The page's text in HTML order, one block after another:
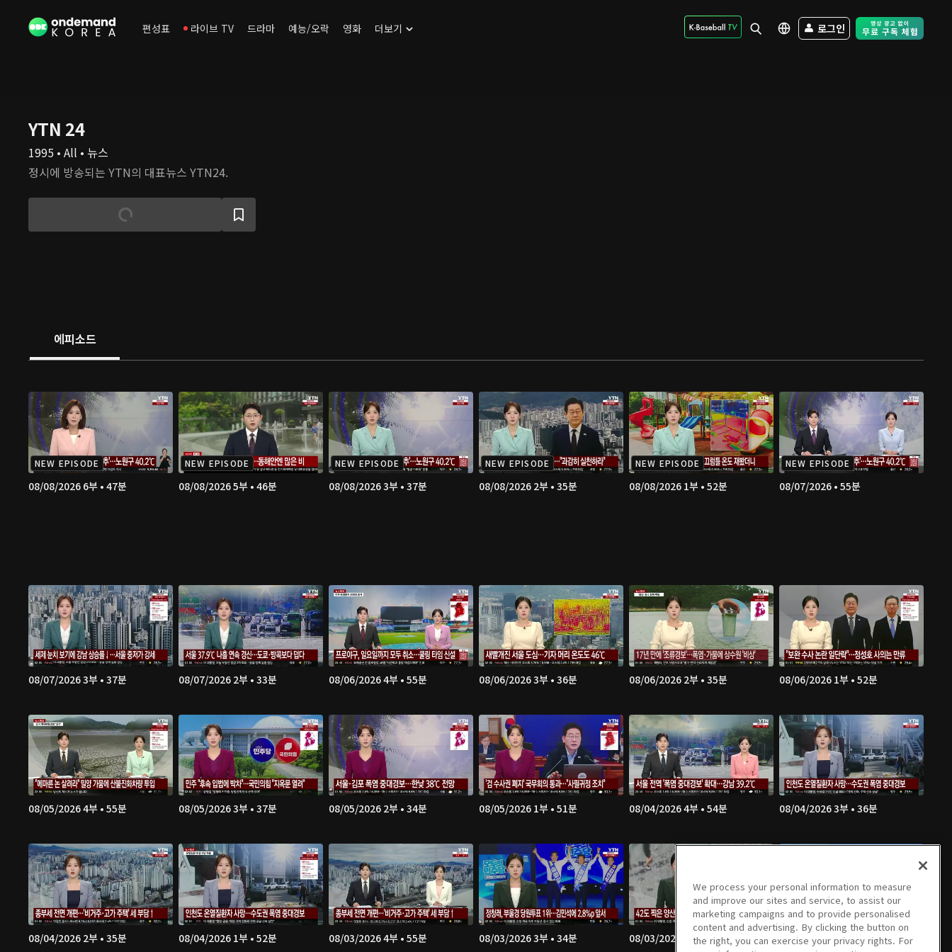
편성표 라이브 TV 드라마 예능/오락 영화 더보기 로그인 Free Trial -
YTN 24
1995 • All • 뉴스
정시에 방송되는 YTN의 대표뉴스 YTN24.
에피소드
NEW EPISODE
08/08/2026 6부 • 47분
NEW EPISODE
08/08/2026 5부 • 46분
NEW EPISODE
08/08/2026 3부 • 37분
NEW EPISODE
08/08/2026 2부 • 35분
NEW EPISODE
08/08/2026 1부 • 52분
NEW EPISODE
08/07/2026 • 55분
08/07/2026 3부 • 37분 08/07/2026 2부 • 33분 08/06/2026 4부 • 55분 08/06/2026 3부 • 36분 08/06/2026 2부 • 35분 08/06/2026 1부 • 52분
08/05/2026 4부 • 55분 08/05/2026 3부 • 37분 08/05/2026 2부 • 34분 08/05/2026 1부 • 51분 08/04/2026 4부 • 54분 08/04/2026 3부 • 36분
08/04/2026 2부 • 35분 08/04/2026 1부 • 52분 08/03/2026 4부 • 55분 08/03/2026 3부 • 34분 08/03/2026 2부 • 40분 08/03/2026 1부 • 31분
We process your personal information to measure
and improve our sites and service, to assist our
marketing campaigns and to provide personalised
content and advertising. By clicking the button on
the right, you can exercise your privacy rights. For